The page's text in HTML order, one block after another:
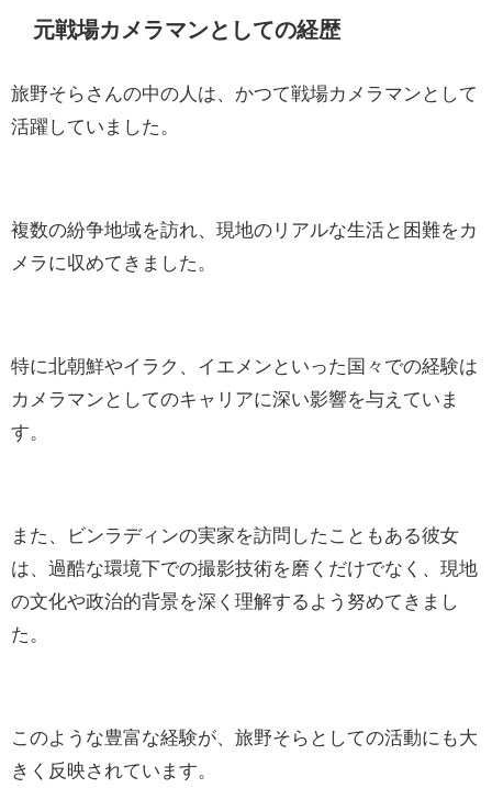
元戦場カメラマンとしての経歴
旅野そらさんの中の人は、かつて戦場カメラマンとして
活躍していました。
複数の紛争地域を訪れ、現地のリアルな生活と困難をカ
メラに収めてきました。
特に北朝鮮やイラク、イエメンといった国々での経験は
カメラマンとしてのキャリアに深い影響を与えていま
す。
また、ビンラディンの実家を訪問したこともある彼女
は、過酷な環境下での撮影技術を磨くだけでなく、現地
の文化や政治的背景を深く理解するよう努めてきまし
た。
このような豊富な経験が、旅野そらとしての活動にも大
きく反映されています。